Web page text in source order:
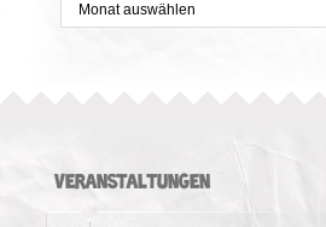
VERANSTALTUNGEN